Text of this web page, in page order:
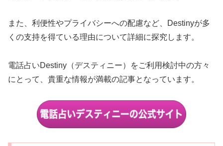
また、利便性やプライバシーへの配慮など、Destinyが多
くの支持を得ている理由について詳細に探究します。
電話占いDestiny（デスティニー）をご利用検討中の方々
にとって、貴重な情報が満載の記事となっています。